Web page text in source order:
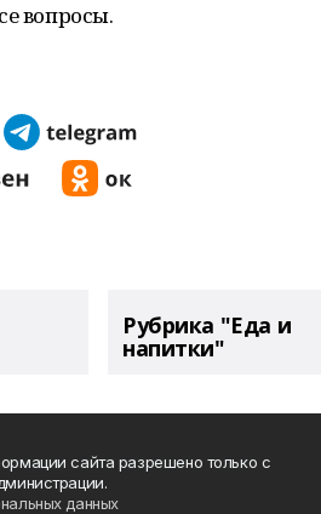
вопросы.
Рубрика "Еда и
напитки"
сайта разрешено только с
данных